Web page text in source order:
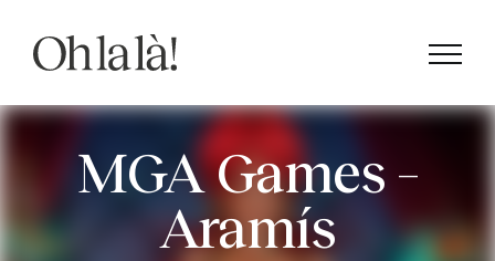
contenido
MGA Games –
Aramís